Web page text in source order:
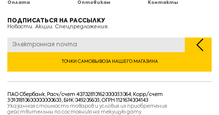
Оплата
Оптовикам
Контакты
ПОДПИСАТЬСЯ НА РАССЫЛКУ
Новости. Акции. Спецпредложения.
ТОЧКИ САМОВЫВОЗА НАШЕГО МАГАЗИНА
ПАО Сбербанк, Расч/счет 40702810162000033064, Корр/счет
30101810600000000603, БИК 049205603, ОГРН 1121674004143
Указанная стоимость товаров и условия их приобретения
действительны по состоянию на текущую дату.